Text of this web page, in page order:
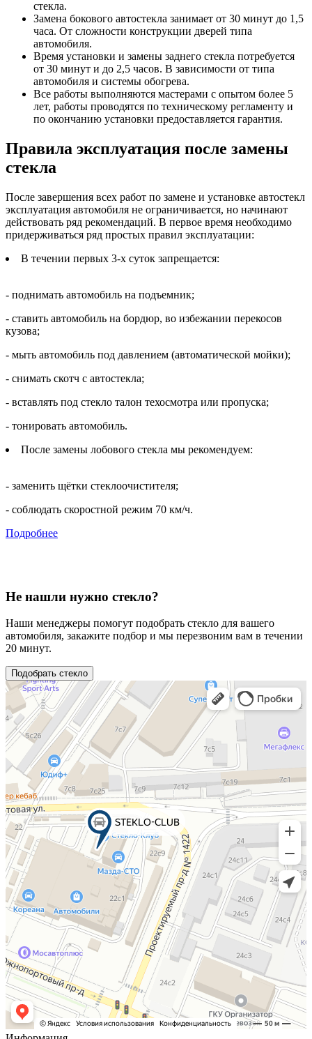
стекла.
Замена бокового автостекла занимает от 30 минут до 1,5
часа. От сложности конструкции дверей типа
автомобиля.
Время установки и замены заднего стекла потребуется
от 30 минут и до 2,5 часов. В зависимости от типа
автомобиля и системы обогрева.
Все работы выполняются мастерами с опытом более 5
лет, работы проводятся по техническому регламенту и
по окончанию установки предоставляется гарантия.
Правила эксплуатация после замены
стекла
После завершения всех работ по замене и установке автостекл
эксплуатация автомобиля не ограничивается, но начинают
действовать ряд рекомендаций. В первое время необходимо
придерживаться ряд простых правил эксплуатации:
В течении первых 3-х суток запрещается:
- поднимать автомобиль на подъемник;
- ставить автомобиль на бордюр, во избежании перекосов
кузова;
- мыть автомобиль под давлением (автоматической мойки);
- снимать скотч с автостекла;
- вставлять под стекло талон техосмотра или пропуска;
- тонировать автомобиль.
После замены лобового стекла мы рекомендуем:
- заменить щётки стеклоочистителя;
- соблюдать скоростной режим 70 км/ч.
Подробнее
Не нашли нужно стекло?
Наши менеджеры помогут подобрать стекло для вашего
автомобиля, закажите подбор и мы перезвоним вам в течении
20 минут.
Подобрать стекло